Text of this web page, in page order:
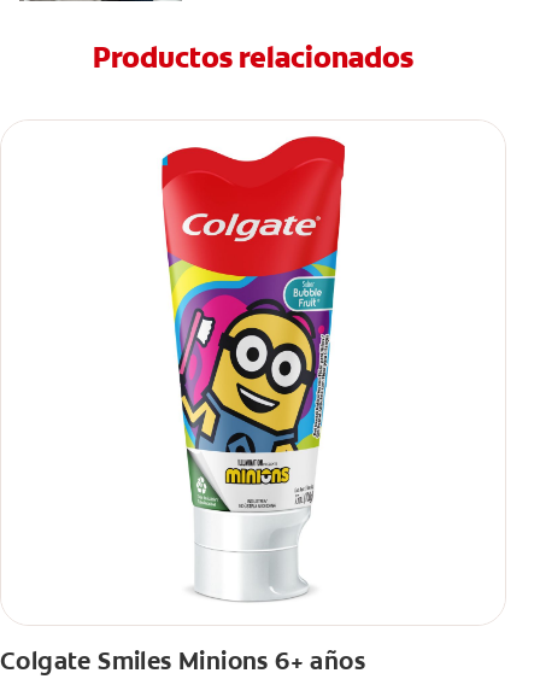
Productos relacionados
Colgate Smiles Minions 6+ años